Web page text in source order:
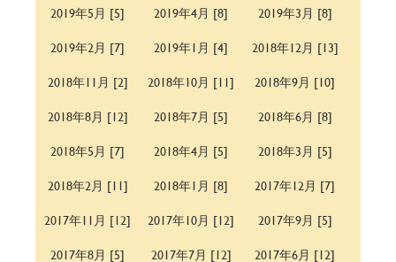
2019年5月 [5]
2019年4月 [8]
2019年3月 [8]
2019年2月 [7]
2019年1月 [4]
2018年12月 [13]
2018年11月 [2]
2018年10月 [11]
2018年9月 [10]
2018年8月 [12]
2018年7月 [5]
2018年6月 [8]
2018年5月 [7]
2018年4月 [5]
2018年3月 [5]
2018年2月 [11]
2018年1月 [8]
2017年12月 [7]
2017年11月 [12]
2017年10月 [12]
2017年9月 [5]
2017年8月 [5]
2017年7月 [12]
2017年6月 [12]